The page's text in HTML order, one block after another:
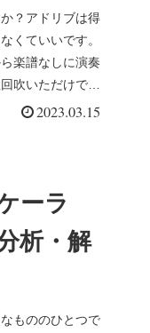
？アドリブは得
くていいです。
楽譜なしに演奏
吹いただけで暗
2023.03.15
ーラ
析・解
もののひとつで